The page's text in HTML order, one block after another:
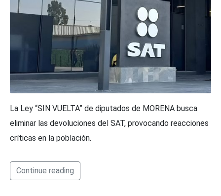
La Ley “SIN VUELTA” de diputados de MORENA busca
eliminar las devoluciones del SAT, provocando reacciones
críticas en la población.
Continue reading